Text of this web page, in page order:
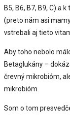
B5, B6, B7, B9, C) a
(preto nám asi
vstrebali aj tieto
Aby toho nebolo
Betaglukány –
črevný mikrobióm,
mikrobióm.
Som o tom